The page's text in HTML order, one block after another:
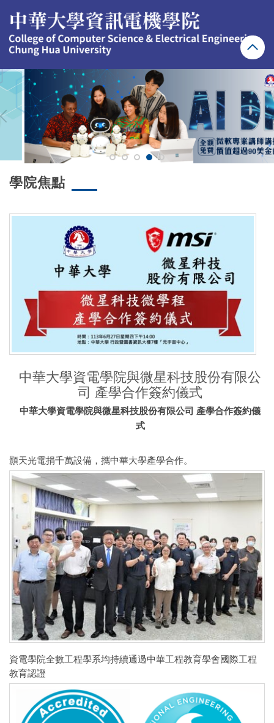
到
主
要
容
區
學院焦點
中華大學資電學院與微星科技股份有限公
司 產學合作簽約儀式
中華大學資電學院與微星科技股份有限公司 產學合作簽約儀
式
顥天光電捐千萬設備，攜中華大學產學合作。
資電學院全數工程學系均持續通過中華工程教育學會國際工程
教育認證